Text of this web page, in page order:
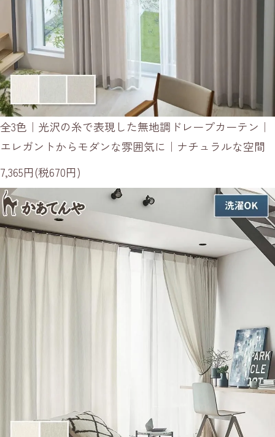
全3色｜光沢の糸で表現した無地調ドレープカーテン｜
エレガントからモダンな雰囲気に｜ナチュラルな空間
7,365円(税670円)